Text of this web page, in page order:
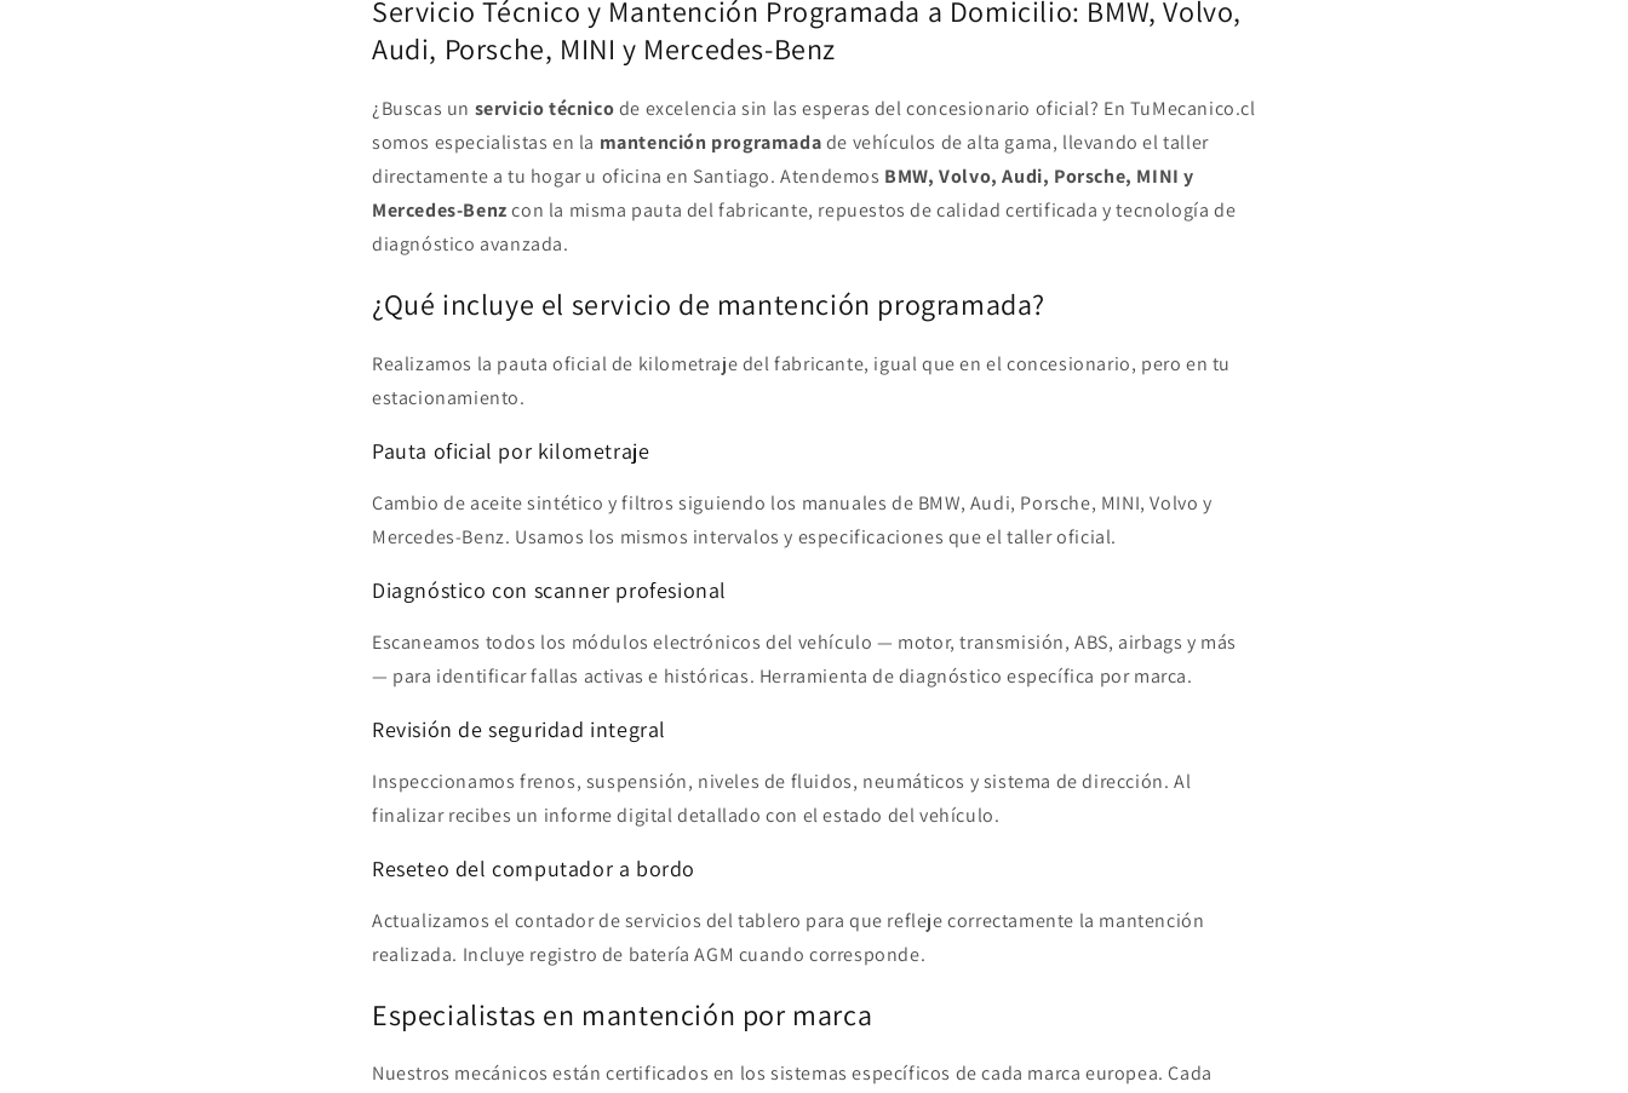
Servicio Técnico y Mantención Programada a Domicilio: BMW, Volvo,
Audi, Porsche, MINI y Mercedes-Benz
¿Buscas un servicio técnicode excelencia sin las esperas del concesionario oficial? En TuMecanico.cl
somos especialistas en la mantención programadade vehículos de alta gama, llevando el taller
directamente a tu hogar u oficina en Santiago. Atendemos BMW, Volvo, Audi, Porsche, MINI y
Mercedes-Benzcon la misma pauta del fabricante, repuestos de calidad certificada y tecnología de
diagnóstico avanzada.
¿Qué incluye el servicio de mantención programada?
Realizamos la pauta oficial de kilometraje del fabricante, igual que en el concesionario, pero en tu
estacionamiento.
Pauta oficial por kilometraje
Cambio de aceite sintético y filtros siguiendo los manuales de BMW, Audi, Porsche, MINI, Volvo y
Mercedes-Benz. Usamos los mismos intervalos y especificaciones que el taller oficial.
Diagnóstico con scanner profesional
Escaneamos todos los módulos electrónicos del vehículo — motor, transmisión, ABS, airbags y más
— para identificar fallas activas e históricas. Herramienta de diagnóstico específica por marca.
Revisión de seguridad integral
Inspeccionamos frenos, suspensión, niveles de fluidos, neumáticos y sistema de dirección. Al
finalizar recibes un informe digital detallado con el estado del vehículo.
Reseteo del computador a bordo
Actualizamos el contador de servicios del tablero para que refleje correctamente la mantención
realizada. Incluye registro de batería AGM cuando corresponde.
Especialistas en mantención por marca
Nuestros mecánicos están certificados en los sistemas específicos de cada marca europea. Cada